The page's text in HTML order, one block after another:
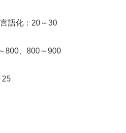
語化：20～30
800、800～900
25